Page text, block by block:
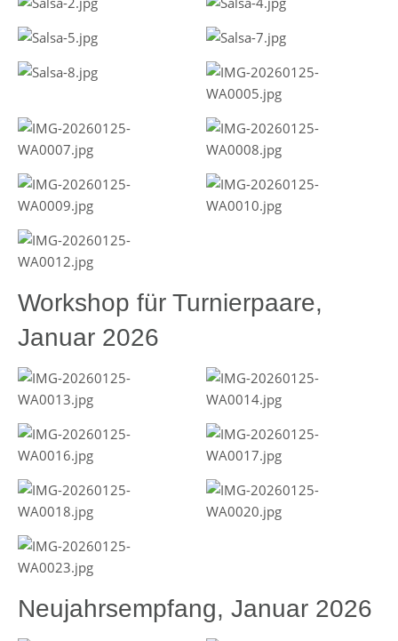
Workshop für Turnierpaare,
Januar 2026
Neujahrsempfang, Januar 2026